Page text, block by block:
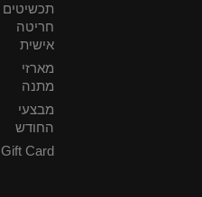
תכשיטים
חריטה
אישית
מארזי
מתנה
מבצעי
החודש
Gift Card